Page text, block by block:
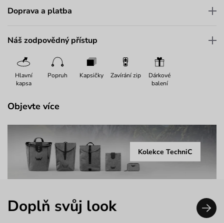
Doprava a platba
Náš zodpovědný přístup
Hlavní
kapsa
Popruh Kapsičky Zavírání zip
Dárkové
balení
Objevte více
Kolekce TechniC
Doplň svůj look